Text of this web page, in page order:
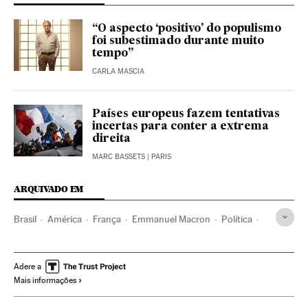
“O aspecto ‘positivo’ do populismo
foi subestimado durante muito
tempo”
CARLA MASCIA
Países europeus fazem tentativas
incertas para conter a extrema
direita
MARC BASSETS | PARIS
ARQUIVADO EM
Brasil América França Emmanuel Macron Política
Guerra Eleições França
Adere a
Mais informações